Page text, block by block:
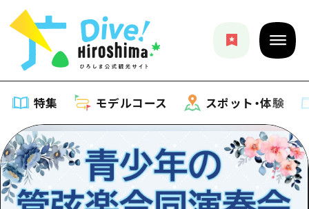
特集 モデルコース スポット・体験
特集
特集一覧
モデルコース